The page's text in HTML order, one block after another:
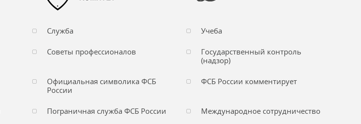
Служба Учеба
Советы профессионалов
Государственный контроль
(надзор)
Официальная символика ФСБ
России
ФСБ России комментирует
Пограничная служба ФСБ России Международное сотрудничество